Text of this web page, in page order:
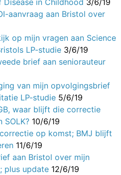
in Childhood 3/6/19
aanvraag aan Bristol over
op mijn vragen aan Science
LP-studie 3/6/19
brief aan seniorauteur
van mijn opvolgingsbrief
LP-studie 5/6/19
waar blijft die correctie
SOLK? 10/6/19
op komst; BMJ blijft
11/6/19
aan Bristol over mijn
plus update 12/6/19